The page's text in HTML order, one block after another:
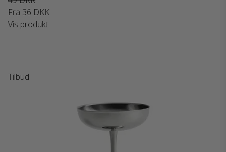
Fra 36 DKK
Vis produkt
Tilbud